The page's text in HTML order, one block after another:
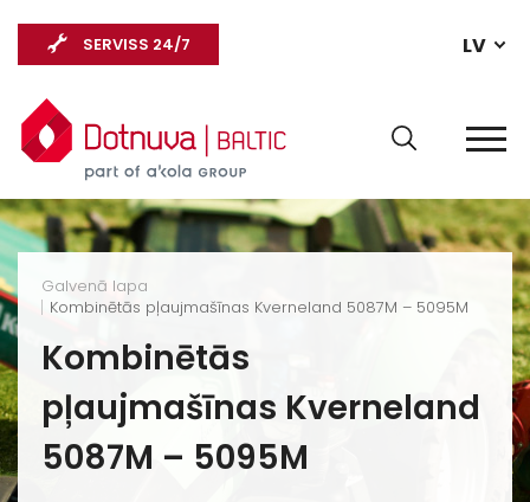
LV
SERVISS 24/7
Galvenā lapa
Kombinētās pļaujmašīnas Kverneland 5087M – 5095M
Kombinētās
pļaujmašīnas Kverneland
5087M – 5095M